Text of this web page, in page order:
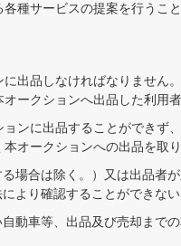
種サービスの提案を行うこと
出品しなければなりません
ークションへ出品した利用
ンに出品することができず
オークションへの出品を取
場合は除く。）又は出品者
より確認することができな
動車等、出品及び売却まで